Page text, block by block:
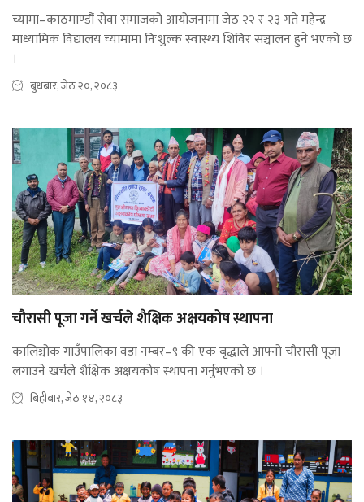
च्यामा–काठमाण्डौं सेवा समाजको आयोजनामा जेठ २२ र २३ गते महेन्द्र
माध्यामिक विद्यालय च्यामामा निःशुल्क स्वास्थ्य शिविर सञ्चालन हुने भएको छ
।
बुधबार, जेठ २०, २०८३
चौरासी पूजा गर्ने खर्चले शैक्षिक अक्षयकोष स्थापना
कालिञ्चोक गाउँपालिका वडा नम्बर–९ की एक बृद्धाले आफ्नो चौरासी पूजा
लगाउने खर्चले शैक्षिक अक्षयकोष स्थापना गर्नुभएको छ ।
बिहीबार, जेठ १४, २०८३